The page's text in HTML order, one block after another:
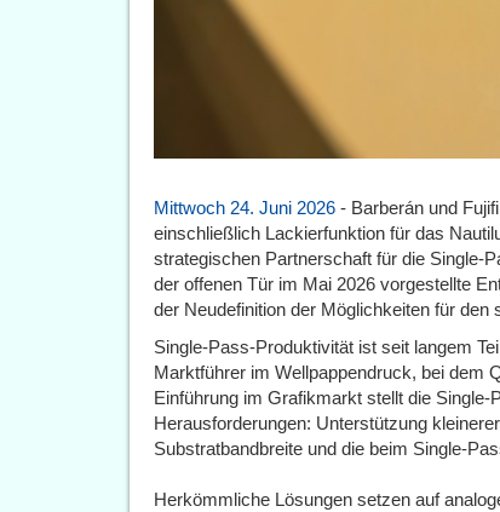
Mittwoch 24. Juni 2026 - Barberán und
einschließlich Lackierfunktion für das
strategischen Partnerschaft für die Single-
der offenen Tür im Mai 2026 vorgestellte
der Neudefinition der Möglichkeiten für den
Single-Pass-Produktivität ist seit langem
Marktführer im Wellpappendruck, bei dem
Einführung im Grafikmarkt stellt die
Herausforderungen: Unterstützung
Substratbandbreite und die beim Single-
Herkömmliche Lösungen setzen auf